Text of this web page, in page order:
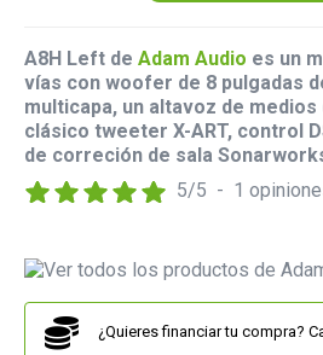
A8H Left de Adam Audio es un
vías con woofer de 8 pulgadas
multicapa, un altavoz de medios
clásico tweeter X-ART, control
de correción de sala
5/5 - 1
¿Quieres financiar tu compra?